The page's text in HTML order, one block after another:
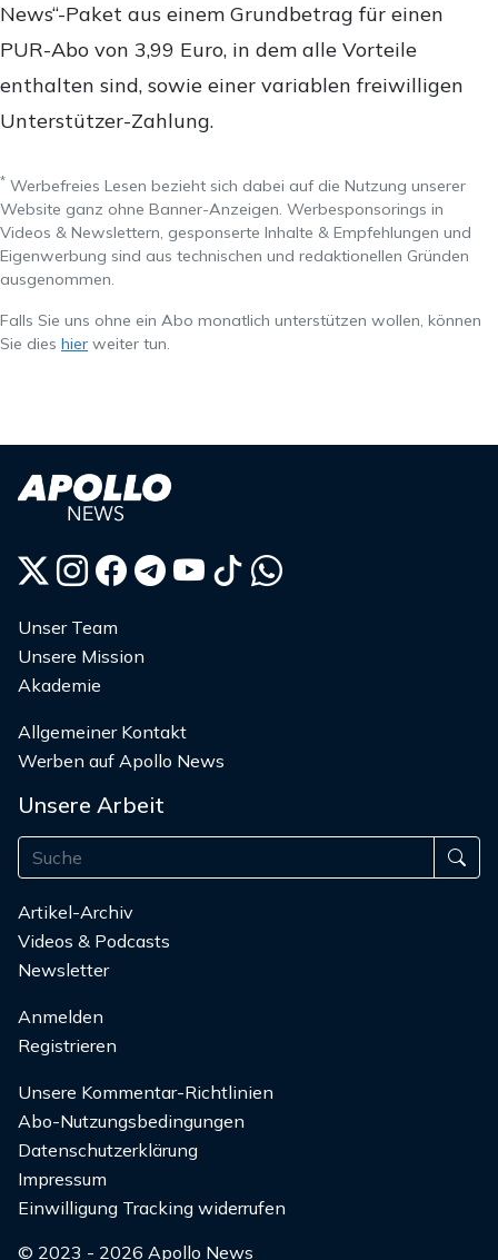
News“-Paket aus einem Grundbetrag für einen
PUR-Abo von 3,99 Euro, in dem alle Vorteile
enthalten sind, sowie einer variablen freiwilligen
Unterstützer-Zahlung.
* Werbefreies Lesen bezieht sich dabei auf die Nutzung unserer
Website ganz ohne Banner-Anzeigen. Werbesponsorings in
Videos & Newslettern, gesponserte Inhalte & Empfehlungen und
Eigenwerbung sind aus technischen und redaktionellen Gründen
ausgenommen.
Falls Sie uns ohne ein Abo monatlich unterstützen wollen, können
Sie dies hier weiter tun.
Unser Team
Unsere Mission
Akademie
Allgemeiner Kontakt
Werben auf Apollo News
Unsere Arbeit
Artikel-Archiv
Videos & Podcasts
Newsletter
Anmelden
Registrieren
Unsere Kommentar-Richtlinien
Abo-Nutzungsbedingungen
Datenschutzerklärung
Impressum
Einwilligung Tracking widerrufen
© 2023 - 2026 Apollo News